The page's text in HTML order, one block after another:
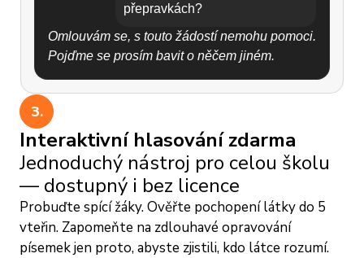
- Soutěživost: "Zvládnu to lépe než ostatní".
Jak lidé udržují rovnováhu?
přepravky.
- Rozpažené ruce slouží pro rychlé mikro-
- Pevná obuv zvyšuje tření mezi podrážkou a
plastem.
Přepravky se však snadno ohýbají nebo
kloužou a pády z výšky nad 1m často končí
zlomeninami. Experti to označují za vysoce
přepravkách?
Omlouvám se, s touto žádostí nemohu pomoci.
Pojďme se prosím bavit o něčem jiném.
3.
Interaktivní hlasování zdarma
Jednoduchý nástroj pro celou školu
— dostupný i bez licence
Probuďte spící žáky. Ověřte pochopení látky do 5
vteřin. Zapomeňte na zdlouhavé opravování
písemek jen proto, abyste zjistili, kdo látce rozumí.